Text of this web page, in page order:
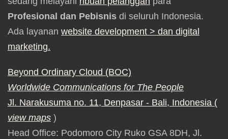
Profesional dan Pebisnis di seluruh Indonesia.
Ada layanan website development > dan digital
marketing.
Beyond Ordinary Cloud (BOC)
Worldwide Communications for The People
Jl. Narakusuma no. 11, Denpasar - Bali, Indonesia (
view maps )
Head Office: Podomoro City Ruko GSA 8DH, Jl.